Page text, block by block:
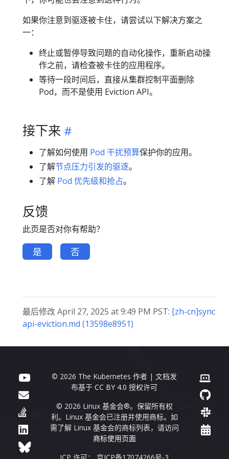
如果你注意到驱逐被卡住，请尝试以下解决方案之
一：
终止或暂停导致问题的自动化操作，重新启动操
作之前，请检查被卡住的应用程序。
等待一段时间后，直接从集群控制平面删除
Pod，而不是使用 Eviction API。
接下来
了解如何使用 Pod 干扰预算保护你的应用。
了解节点压力引发的驱逐。
了解 Pod 优先级和抢占。
反馈
此页是否对你有帮助？
是 否
最后修改 April 27, 2025 at 9:49 PM PST: [zh-cn]sync
api-eviction.md (13598e8951)
© 2026 The Kubernetes 作者 | 文档发
布基于CC BY 4.0 授权许可
© 2026 Linux 基金会®。保留所有权
利。Linux 基金会已注册并使用商标。如
需了解 Linux 基金会的商标列表，请访问
商标使用页面